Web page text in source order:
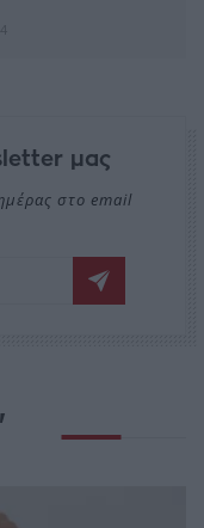
μας
στο email